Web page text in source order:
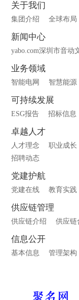
关于我们
集团介绍 全球布局
新闻中心
yabo.com深圳市音动
业务领域
智能电网 智慧能源
可持续发展
ESG报告 招标信息
卓越人才
人才理念 职业成长
招聘动态
党建护航
党建在线 教育实践
供应链管理
供应链介绍 供应链
信息公开
基本信息 管理架构